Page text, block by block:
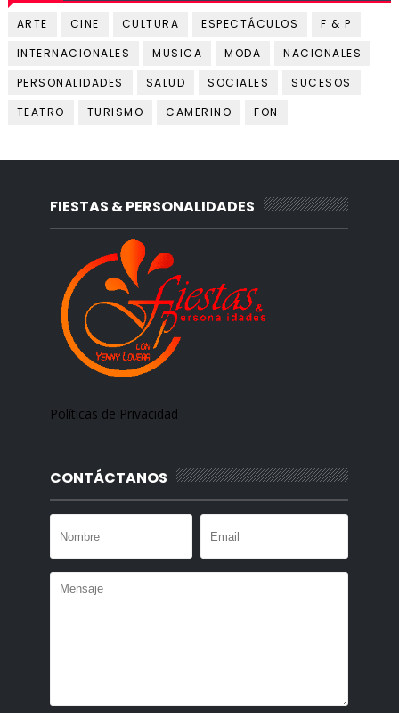
ARTE CINE CULTURA ESPECTÁCULOS
F & P
INTERNACIONALES
MUSICA MODA
NACIONALES
PERSONALIDADES
SALUD SOCIALES
SUCESOS
TEATRO
TURISMO CAMERINO FON
FIESTAS & PERSONALIDADES
Políticas de Privacidad
CONTÁCTANOS